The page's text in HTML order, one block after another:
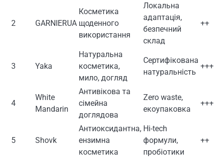
2 GARNIERUA
Косметика
щоденного
використання
Локальна
адаптація,
безпечний
склад
++
3 Yaka
Натуральна
косметика,
мило, догляд
Сертифікована
натуральність
+++
4
White
Mandarin
Антивікова та
сімейна
доглядова
Zero waste,
екоупаковка
+++
5 Shovk
Антиоксидантна,
ензимна
косметика
Hi-tech
формули,
пробіотики
++